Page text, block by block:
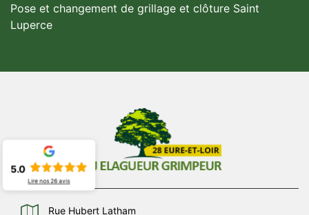
Pose et changement de grillage et clôture Saint
Luperce
Rue Hubert Latham
5.0
Lire nos26avis